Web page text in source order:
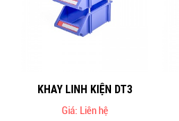
KHAY LINH KIỆN DT3
Giá: Liên hệ